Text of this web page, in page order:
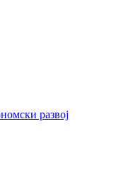
развој